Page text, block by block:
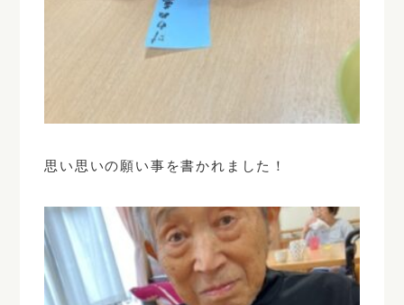
思い思いの願い事を書かれました！